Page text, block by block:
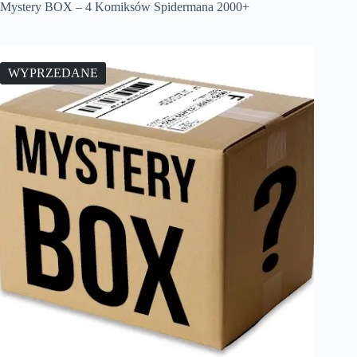
Mystery BOX – 4 Komiksów Spidermana 2000+
WYPRZEDANE